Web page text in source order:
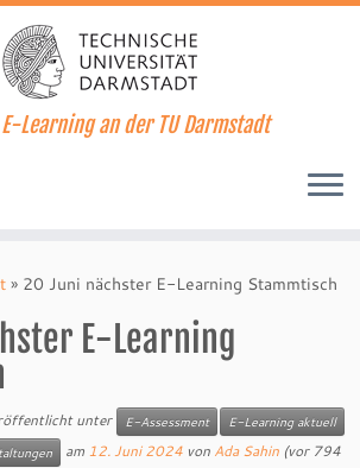
E-Learning an der TU Darmstadt
» 20 Juni nächster E-Learning Stammtisch
E-Learning
unter E-Assessment
E-Learning aktuell
am 12. Juni 2024 von Ada Sahin (vor 794